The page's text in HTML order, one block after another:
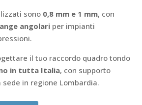
sono 0,8 mm e 1 mm, con
angolari per impianti
il tuo raccordo quadro tondo
in tutta Italia, con supporto
in regione Lombardia.